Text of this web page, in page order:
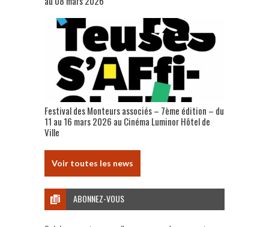
Festival des Monteurs associés – 7ème édition – du
11 au 16 mars 2026 au Cinéma Luminor Hôtel de
Ville
Voir toutes les news
ABONNEZ-VOUS